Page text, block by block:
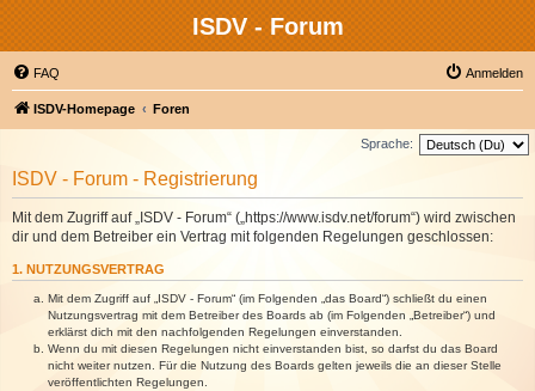
ISDV - Forum
FAQ Anmelden
ISDV-Homepage Foren
Sprache:
ISDV - Forum - Registrierung
Mit dem Zugriff auf „ISDV - Forum“ („https://www.isdv.net/forum“) wird zwischen
dir und dem Betreiber ein Vertrag mit folgenden Regelungen geschlossen:
1. NUTZUNGSVERTRAG
Mit dem Zugriff auf „ISDV - Forum“ (im Folgenden „das Board“) schließt du einen
Nutzungsvertrag mit dem Betreiber des Boards ab (im Folgenden „Betreiber“) und
erklärst dich mit den nachfolgenden Regelungen einverstanden.
Wenn du mit diesen Regelungen nicht einverstanden bist, so darfst du das Board
nicht weiter nutzen. Für die Nutzung des Boards gelten jeweils die an dieser Stelle
veröffentlichten Regelungen.